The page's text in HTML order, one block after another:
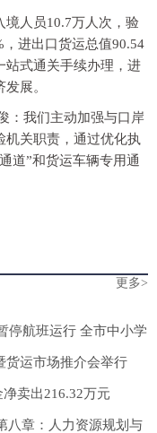
人员10.7万人次，验
进出口货运总值90.54
站式通关手续办理，进
展。
：我们主动加强与口岸
机关职责，通过优化执
道”和货运车辆专用通
更多>
停航班运行 全市中小学
运市场推介会举行
卖出216.32万元
八章：人力资源规划与